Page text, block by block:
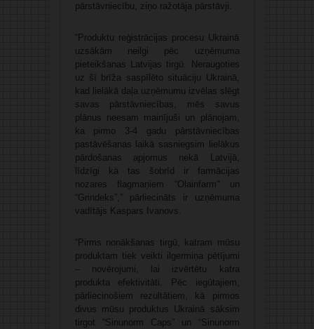
pārstāvniecību, ziņo ražotāja pārstāvji.
“Produktu reģistrācijas procesu Ukrainā
uzsākām neilgi pēc uzņēmuma
pieteikšanas Latvijas tirgū. Neraugoties
uz šī brīža saspīlēto situāciju Ukrainā,
kad lielākā daļa uzņēmumu izvēlas slēgt
savas pārstāvniecības, mēs savus
plānus neesam mainījuši un plānojam,
ka pirmo 3-4 gadu pārstāvniecības
pastāvēšanas laikā sasniegsim lielākus
pārdošanas apjomus nekā Latvijā,
līdzīgi kā tas šobrīd ir farmācijas
nozares flagmaņiem “Olainfarm“un
“Grindeks”,” pārliecināts ir uzņēmuma
vadītājs Kaspars Ivanovs.
“Pirms nonākšanas tirgū, katram mūsu
produktam tiek veikti ilgermiņa pētījumi
– novērojumi, lai izvērtētu katra
produkta efektivitāti. Pēc iegūtajiem,
pārliecinošiem rezultātiem, kā pirmos
divus mūsu produktus Ukrainā sāksim
tirgot “Sinunorm Caps” un “Sinunorm